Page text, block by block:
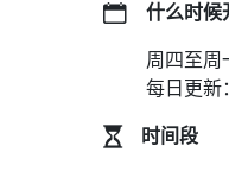
什么时候
周四至周
每日更新
时间段